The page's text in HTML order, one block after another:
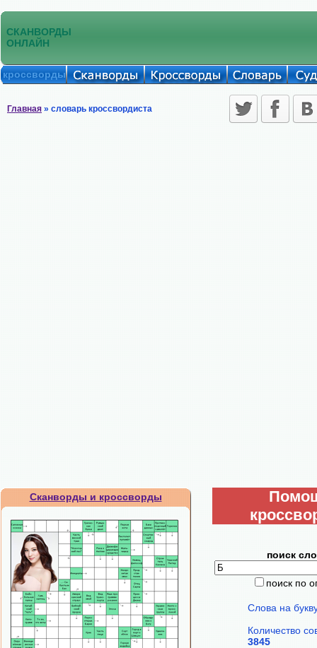
СКАНВОРДЫ
ОНЛАЙН
кроссворды
Главная » словарь кроссвордиста
Сканворды и кроссворды
поиск
поиск по
Слова на
Количество
3845